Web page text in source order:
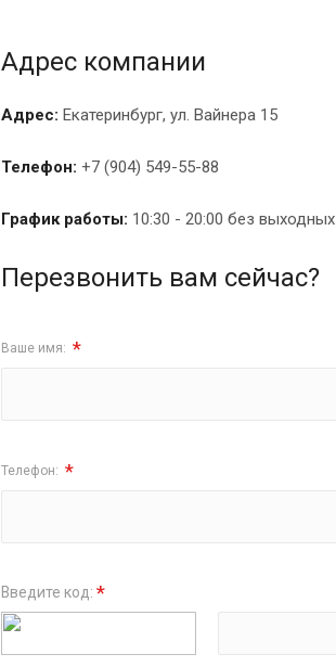
Адрес компании
Адрес: Екатеринбург, ул. Вайнера 15
Телефон: +7 (904) 549-55-88
График работы: 10:30 - 20:00 без выходных
Перезвонить вам сейчас?
Ваше имя: *
Телефон: *
Введите код: *